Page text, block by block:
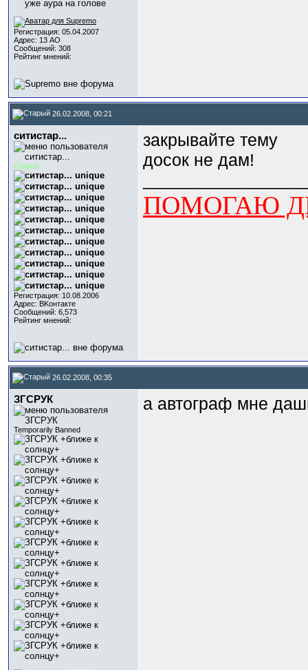
Регистрация: 05.04.2007
Адрес: 13 АО
Сообщений: 308
Рейтинг мнений:
26.02.2008, 00:21
ситистар...
Chanel
Регистрация: 10.08.2006
Адрес: BKонтактe
Сообщений: 6,573
Рейтинг мнений:
закрывайте тему
досок не дам!
ПОМОГАЮ
26.02.2008, 00:35
ЗГСРУК
Temporarily Banned
а автограф мне